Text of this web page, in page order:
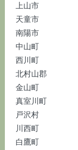
上山市
天童市
南陽市
中山町
西川町
北村山郡
金山町
真室川町
戸沢村
川西町
白鷹町